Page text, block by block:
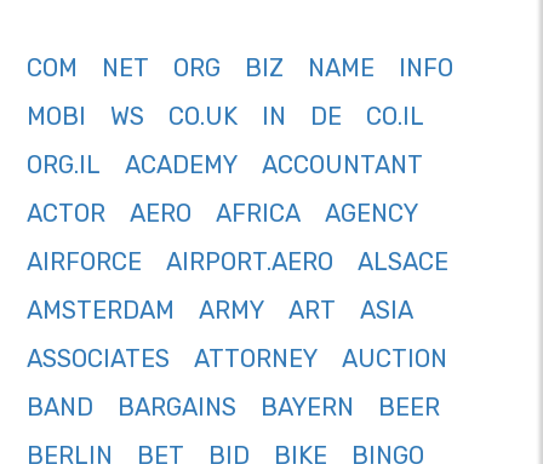
COM NET ORG BIZ NAME
INFO
MOBI
WS CO.UK IN DE
CO.IL
ORG.IL
ACADEMY
ACCOUNTANT
ACTOR
AERO AFRICA
AGENCY
AIRFORCE
AIRPORT.AERO
ALSACE
AMSTERDAM
ARMY ART
ASIA
ASSOCIATES
ATTORNEY
AUCTION
BAND
BARGAINS BAYERN
BEER
BERLIN
BET BID BIKE
BINGO